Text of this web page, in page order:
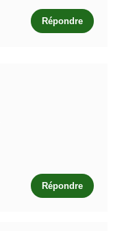
Répondre
Répondre